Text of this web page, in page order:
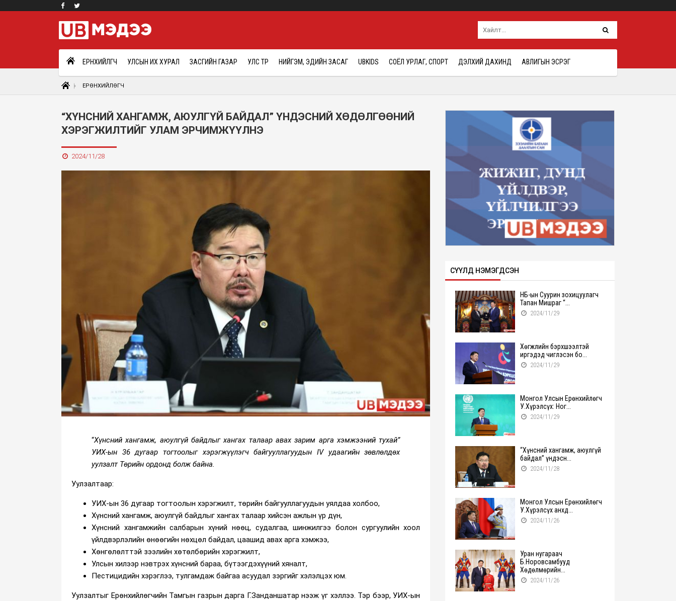
ЕРӨНХИЙЛӨГЧ УЛСЫН ИХ ХУРАЛ ЗАСГИЙН ГАЗАР УЛС ТӨР НИЙГЭМ, ЭДИЙН ЗАСАГ UBKIDS СОЁЛ УРЛАГ, СПОРТ ДЭЛХИЙ ДАХИНД АВЛИГЫН ЭСРЭГ
ЕРӨНХИЙЛӨГЧ
“ХҮНСНИЙ ХАНГАМЖ, АЮУЛГҮЙ БАЙДАЛ” ҮНДЭСНИЙ ХӨДӨЛГӨӨНИЙ
ХЭРЭГЖИЛТИЙГ УЛАМ ЭРЧИМЖҮҮЛНЭ
2024/11/28
“Хүнсний хангамж, аюулгүй байдлыг хангах талаар авах зарим арга хэмжээний тухай”
УИХ-ын 36 дугаар тогтоолыг хэрэгжүүлэгч байгууллагуудын IV удаагийн зөвлөлдөх
уулзалт Төрийн ордонд болж байна.
Уулзалтаар:
УИХ-ын 36 дугаар тогтоолын хэрэгжилт, төрийн байгууллагуудын уялдаа холбоо,
Хүнсний хангамж, аюулгүй байдлыг хангах талаар хийсэн ажлын үр дүн,
Хүнсний хангамжийн салбарын хүний нөөц, судалгаа, шинжилгээ болон сургуулийн хоол
үйлдвэрлэлийн өнөөгийн нөхцөл байдал, цаашид авах арга хэмжээ,
Хөнгөлөлттэй зээлийн хөтөлбөрийн хэрэгжилт,
Улсын хилээр нэвтрэх хүнсний бараа, бүтээгдэхүүний хяналт,
Пестицидийн хэрэглээ, тулгамдаж байгаа асуудал зэргийг хэлэлцэх юм.
Уулзалтыг Ерөнхийлөгчийн Тамгын газрын дарга Г.Занданшатар нээж үг хэллээ. Тэр бээр, УИХ-ын
СҮҮЛД НЭМЭГДСЭН
НҮБ-ын Суурин зохицуулагч
Тапан Мишраг “...
2024/11/29
Хөгжлийн бэрхшээлтэй
иргэдэд чиглэсэн бо...
2024/11/29
Монгол Улсын Ерөнхийлөгч
У.Хүрэлсүх: Ног...
2024/11/29
“Хүнсний хангамж, аюулгүй
байдал” үндэсн...
2024/11/28
Монгол Улсын Ерөнхийлөгч
У.Хүрэлсүх анхд...
2024/11/26
Уран нугараач
Б.Норовсамбууд
Хөдөлмөрийн...
2024/11/26